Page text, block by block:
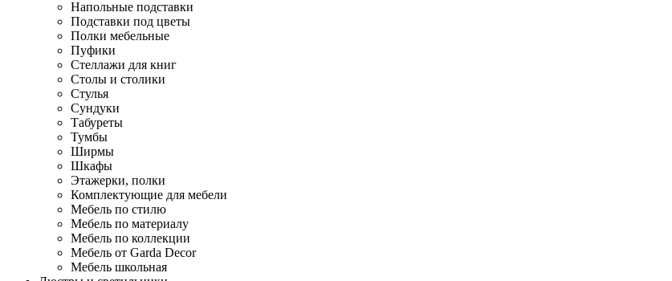
Напольные подставки
Подставки под цветы
Полки мебельные
Пуфики
Стеллажи для книг
Столы и столики
Стулья
Сундуки
Табуреты
Тумбы
Ширмы
Шкафы
Этажерки, полки
Комплектующие для мебели
Мебель по стилю
Мебель по материалу
Мебель по коллекции
Мебель от Garda Decor
Мебель школьная